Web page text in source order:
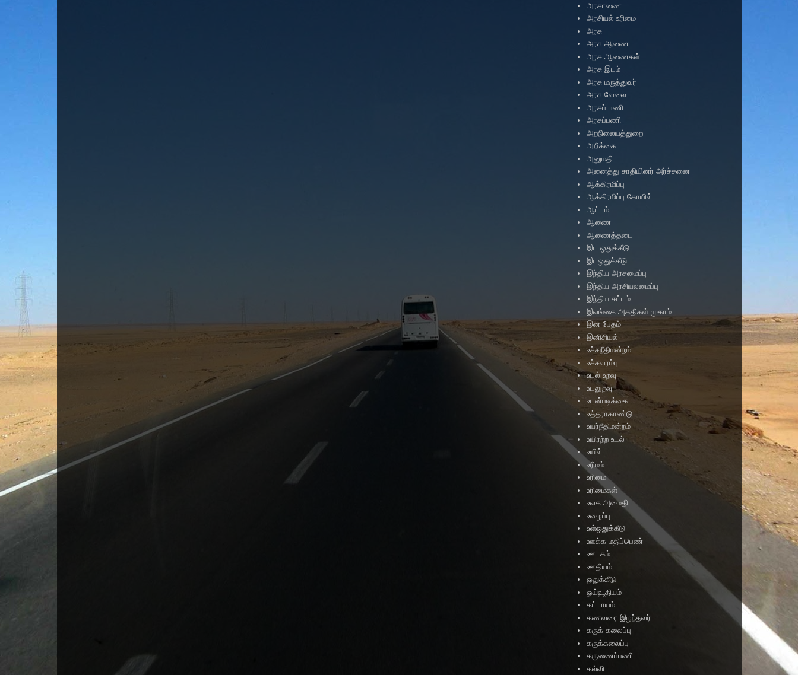
அரசாணை
அரசியல் உரிமை
அரசு
அரசு ஆணை
அரசு ஆணைகள்
அரசு இடம்
அரசு மருத்துவர்
அரசு வேலை
அரசுப் பணி
அரசுப்பணி
அறநிலையத்துறை
அறிக்கை
அனுமதி
அனைத்து சாதியினர் அர்ச்சனை
ஆக்கிரமிப்பு
ஆக்கிரமிப்பு கோயில்
ஆட்டம்
ஆணை
ஆணைத்தடை
இட ஒதுக்கீடு
இடஒதுக்கீடு
இந்திய அரசமைப்பு
இந்திய அரசியலமைப்பு
இந்திய சட்டம்
இலங்கை அகதிகள் முகாம்
இன பேதம்
இனிசியல்
உச்சநீதிமன்றம்
உச்சவரம்பு
உடல் உறவு
உடலுறவு
உடன்படிக்கை
உத்தராகாண்டு
உயர்நீதிமன்றம்
உயிரற்ற உடல்
உயில்
உரிமம்
உரிமை
உரிமைகள்
உலக அமைதி
உழைப்பு
உள்ஒதுக்கீடு
ஊக்க மதிப்பெண்
ஊடகம்
ஊதியம்
ஒதுக்கீடு
ஓய்வூதியம்
கட்டாயம்
கணவரை இழந்தவர்
கருக் கலைப்பு
கருக்கலைப்பு
கருணைப்பணி
கல்வி